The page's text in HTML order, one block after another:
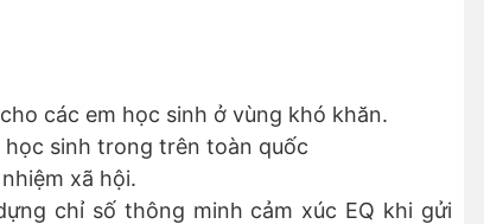
các em học sinh ở vùng khó khăn.
sinh trong trên toàn quốc
xã hội.
chỉ số thông minh cảm xúc EQ khi gửi